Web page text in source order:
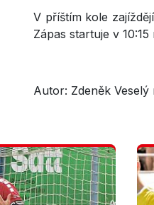
V příštím kole
Zápas startuje v
Autor: Zdeněk Veselý